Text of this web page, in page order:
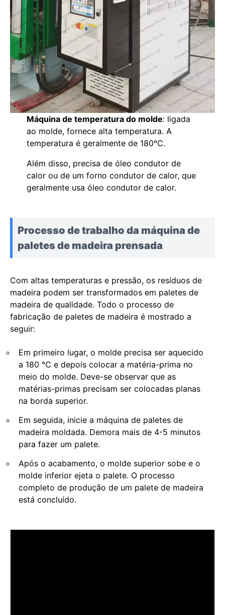
Máquina de temperatura do molde: ligada
ao molde, fornece alta temperatura. A
temperatura é geralmente de 180℃.
Além disso, precisa de óleo condutor de
calor ou de um forno condutor de calor, que
geralmente usa óleo condutor de calor.
Processo de trabalho da máquina de
paletes de madeira prensada
Com altas temperaturas e pressão, os resíduos de
madeira podem ser transformados em paletes de
madeira de qualidade. Todo o processo de
fabricação de paletes de madeira é mostrado a
seguir:
Em primeiro lugar, o molde precisa ser aquecido
a 180 ℃ e depois colocar a matéria-prima no
meio do molde. Deve-se observar que as
matérias-primas precisam ser colocadas planas
na borda superior.
Em seguida, inicie a máquina de paletes de
madeira moldada. Demora mais de 4-5 minutos
para fazer um palete.
Após o acabamento, o molde superior sobe e o
molde inferior ejeta o palete. O processo
completo de produção de um palete de madeira
está concluído.